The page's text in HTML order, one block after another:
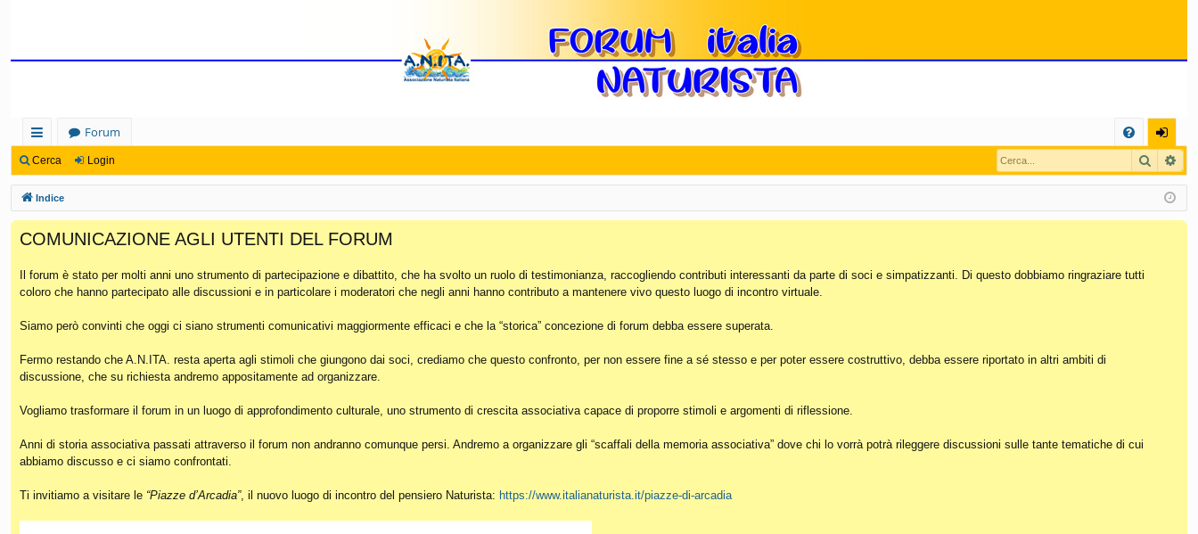
oll
eg
a
m
en
ti
Ra
di
Forum
Q
og
in
Cerca Login Cerca
Indice
COMUNICAZIONE AGLI UTENTI DEL FORUM
Il forum è stato per molti anni uno strumento di partecipazione e dibattito, che ha svolto un ruolo di testimonianza, raccogliendo contributi interessanti da parte di soci e simpatizzanti. Di questo dobbiamo ringraziare tutti
coloro che hanno partecipato alle discussioni e in particolare i moderatori che negli anni hanno contributo a mantenere vivo questo luogo di incontro virtuale.
Siamo però convinti che oggi ci siano strumenti comunicativi maggiormente efficaci e che la “storica” concezione di forum debba essere superata.
Fermo restando che A.N.ITA. resta aperta agli stimoli che giungono dai soci, crediamo che questo confronto, per non essere fine a sé stesso e per poter essere costruttivo, debba essere riportato in altri ambiti di
discussione, che su richiesta andremo appositamente ad organizzare.
Vogliamo trasformare il forum in un luogo di approfondimento culturale, uno strumento di crescita associativa capace di proporre stimoli e argomenti di riflessione.
Anni di storia associativa passati attraverso il forum non andranno comunque persi. Andremo a organizzare gli “scaffali della memoria associativa” dove chi lo vorrà potrà rileggere discussioni sulle tante tematiche di cui
abbiamo discusso e ci siamo confrontati.
Ti invitiamo a visitare le “Piazze d’Arcadia”, il nuovo luogo di incontro del pensiero Naturista: https://www.italianaturista.it/piazze-di-arcadia